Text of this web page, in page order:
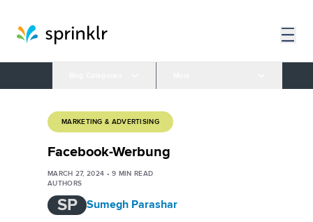
MARKETING & ADVERTISING
Facebook-Werbung
MARCH 27, 2024 •9 MIN READ
AUTHORS
SP Sumegh Parashar